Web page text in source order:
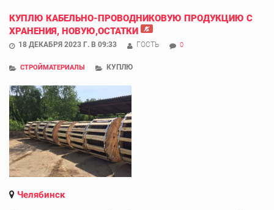
КУПЛЮ КАБЕЛЬНО-ПРОВОДНИКОВУЮ ПРОДУКЦИЮ С
ХРАНЕНИЯ, НОВУЮ,ОСТАТКИ
18 ДЕКАБРЯ 2023 Г. В 09:33 ГОСТЬ 0
СТРОЙМАТЕРИАЛЫ КУПЛЮ
Челябинск